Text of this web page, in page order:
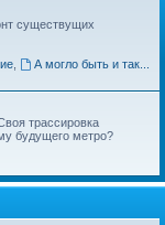
существущих
,
А могло быть и так...
трассировка
будущего метро?